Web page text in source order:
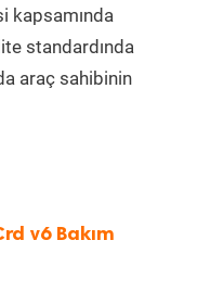
kapsamında
standardında
araç sahibinin
v6 Bakım